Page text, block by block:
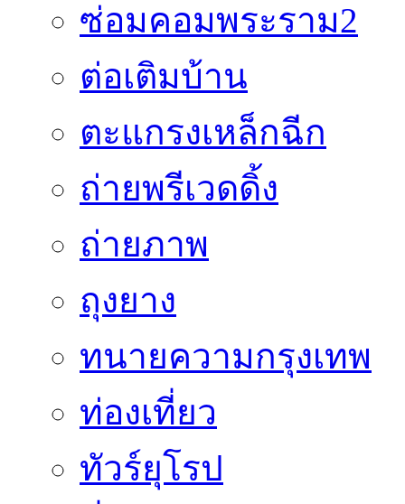
ซ่อมคอมพระราม2
ต่อเติมบ้าน
ตะแกรงเหล็กฉีก
ถ่ายพรีเวดดิ้ง
ถ่ายภาพ
ถุงยาง
ทนายความกรุงเทพ
ท่องเที่ยว
ทัวร์ยุโรป